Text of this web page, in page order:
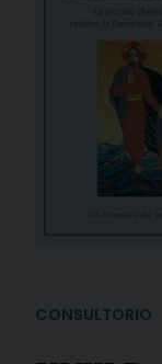
CONSULTORIO